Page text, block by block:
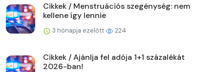
Cikkek / Menstruációs szegénység: nem
kellene így lennie
3 hónapja ezelőtt 224
Cikkek / Ajánlja fel adója 1+1 százalékát
2026-ban!